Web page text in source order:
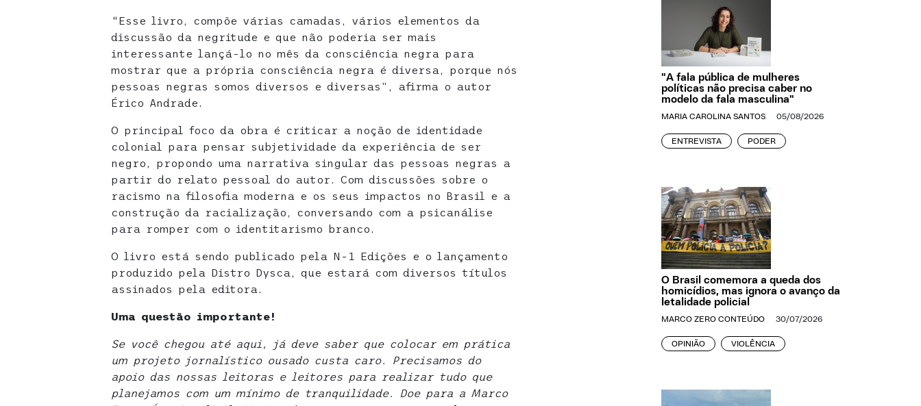
“Esse livro, compõe várias camadas, vários elementos da
discussão da negritude e que não poderia ser mais
interessante lançá-lo no mês da consciência negra para
mostrar que a própria consciência negra é diversa, porque nós
pessoas negras somos diversos e diversas”, afirma o autor
Érico Andrade.
O principal foco da obra é criticar a noção de identidade
colonial para pensar subjetividade da experiência de ser
negro, propondo uma narrativa singular das pessoas negras a
partir do relato pessoal do autor. Com discussões sobre o
racismo na filosofia moderna e os seus impactos no Brasil e a
construção da racialização, conversando com a psicanálise
para romper com o identitarismo branco.
O livro está sendo publicado pela N-1 Edições e o lançamento
produzido pela Distro Dysca, que estará com diversos títulos
assinados pela editora.
Uma questão importante!
Se você chegou até aqui, já deve saber que colocar em prática
um projeto jornalístico ousado custa caro. Precisamos do
apoio das nossas leitoras e leitores para realizar tudo que
planejamos com um mínimo de tranquilidade. Doe para a Marco
"A fala pública de mulheres
políticas não precisa caber no
modelo da fala masculina"
MARIA CAROLINA SANTOS 05/08/2026
ENTREVISTA PODER
O Brasil comemora a queda dos
homicídios, mas ignora o avanço da
letalidade policial
MARCO ZERO CONTEÚDO 30/07/2026
OPINIÃO VIOLÊNCIA